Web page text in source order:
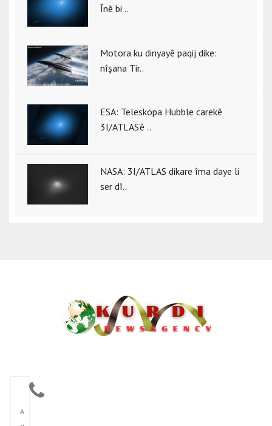
Înê bi ..
Motora ku dinyayê paqij dike:
nîşana Tir..
ESA: Teleskopa Hubble carekê
3I/ATLAS’ê ..
NASA: 3I/ATLAS dikare îma daye li
ser dî..
A